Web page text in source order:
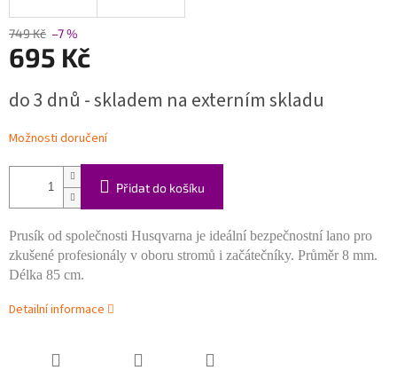
749 Kč –7 %
695 Kč
cena:
do 3 dnů - skladem na externím skladu
Možnosti doručení
Přidat do košíku
Prusík od společnosti Husqvarna je ideální bezpečnostní lano pro
zkušené profesionály v oboru stromů i začátečníky. Průměr 8 mm.
Délka 85 cm.
Detailní informace